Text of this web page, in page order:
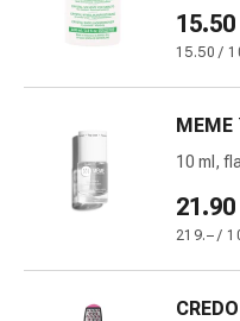
coups
adhésifs
15.50
15.50 /
MEME
10 ml,
21.90
219.– /
CREDO